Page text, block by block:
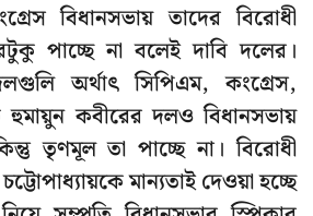
বিধানসভায় তাদের বিরোধী
পাচ্ছে না বলেই দাবি দলের।
অর্থাৎ সিপিএম, কংগ্রেস,
কবীরের দলও বিধানসভায়
তৃণমূল তা পাচ্ছে না। বিরোধী
মান্যতাই দেওয়া হচ্ছে